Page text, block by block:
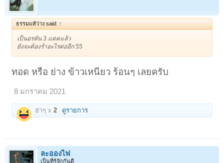
ธรรมแท้ว่าง said: ↑
เป็นอรหัน 3 แดดแล้ว
ยังจะต้องรำอะไรต่ออีก 55
ทอด หรือ ย่าง ข้าวเหนียว ร้อนๆ เลยครับ
8 มกราคม 2021
ฮ่าๆ x2 ดูรายการ
ละอองไฟ
เป็นที่รู้จักกันดี